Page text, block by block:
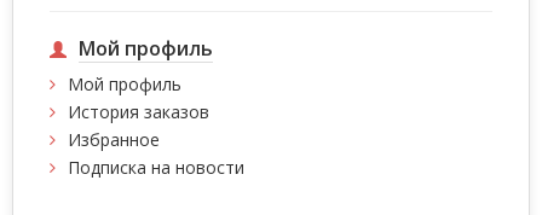
Мой профиль
Мой профиль
История заказов
Избранное
Подписка на новости